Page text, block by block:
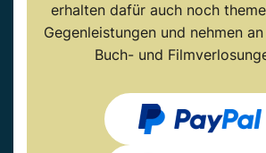
erhalten dafür auch noch
Gegenleistungen und nehmen
Buch- und